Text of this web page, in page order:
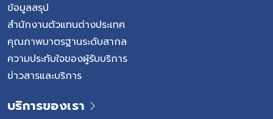
ข้อมูลสรุป
สำนักงานตัวแทนต่างประเทศ
คุณภาพมาตรฐานระดับสากล
ความประทับใจของผู้รับบริการ
ข่าวสารและบริการ
บริการของเรา